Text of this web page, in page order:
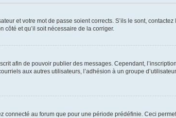
et votre mot de passe soient corrects. S’ils le sont,
et qu’il soit nécessaire de la corriger.
afin de pouvoir publier des messages. Cependant,
aux autres utilisateurs, l’adhésion à un groupe
au forum que pour une période prédéfinie. Ceci